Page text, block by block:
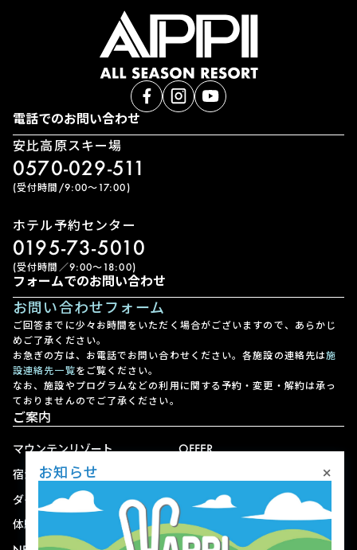
電話でのお問い合わせ
安比高原スキー場
0570-029-511
(受付時間/9:00〜17:00)
ホテル予約センター
0195-73-5010
(受付時間／9:00〜18:00)
フォームでのお問い合わせ
お問い合わせフォーム
ご回答までに少々お時間をいただく場合がございますので、あらかじ
めご了承ください。
お急ぎの方は、お電話でお問い合わせください。各施設の連絡先は施
設連絡先一覧をご覧ください。
なお、施設やプログラムなどの利用に関する予約・変更・解約は承っ
ておりませんのでご了承ください。
ご案内
マウンテンリゾート
宿泊
ダイニング
体験
OFFER
ショップ
お知らせ ×